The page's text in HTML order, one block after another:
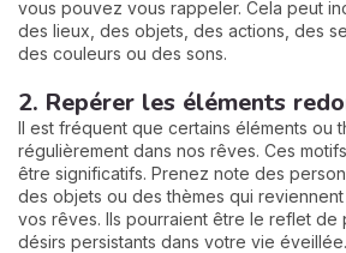
vous pouvez vous rappeler. Cela peut
des lieux, des objets, des actions, des
des couleurs ou des sons.
2. Repérer les éléments
Il est fréquent que certains éléments ou
régulièrement dans nos rêves. Ces
être significatifs. Prenez note des
des objets ou des thèmes qui reviennent
vos rêves. Ils pourraient être le reflet de
désirs persistants dans votre vie éveillée.